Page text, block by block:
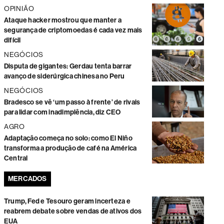
OPINIÃO
Ataque hacker mostrou que manter a
segurança de criptomoedas é cada vez mais
difícil
NEGÓCIOS
Disputa de gigantes: Gerdau tenta barrar
avanço de siderúrgica chinesa no Peru
NEGÓCIOS
Bradesco se vê ‘um passo à frente’ de rivais
para lidar com inadimplência, diz CEO
AGRO
Adaptação começa no solo: como El Niño
transforma a produção de café na América
Central
MERCADOS
Trump, Fed e Tesouro geram incerteza e
reabrem debate sobre vendas de ativos dos
EUA